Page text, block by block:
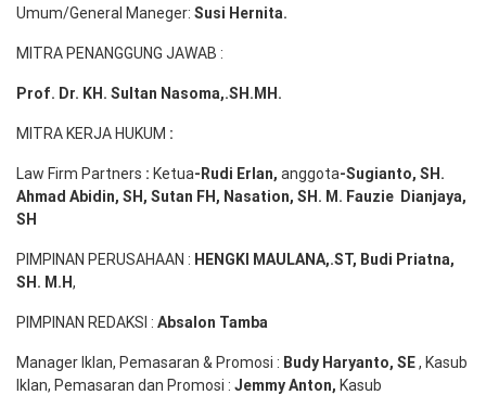
Umum/General Maneger: Susi Hernita.
MITRA PENANGGUNG JAWAB :
Prof. Dr. KH. Sultan Nasoma,.SH.MH.
MITRA KERJA HUKUM :
Law Firm Partners : Ketua-Rudi Erlan, anggota-Sugianto, SH.
Ahmad Abidin, SH, Sutan FH, Nasation, SH. M. Fauzie Dianjaya,
SH
PIMPINAN PERUSAHAAN : HENGKI MAULANA,.ST, Budi Priatna,
SH. M.H,
PIMPINAN REDAKSI : Absalon Tamba
Manager Iklan, Pemasaran & Promosi : Budy Haryanto, SE, Kasub
Iklan, Pemasaran dan Promosi : Jemmy Anton, Kasub